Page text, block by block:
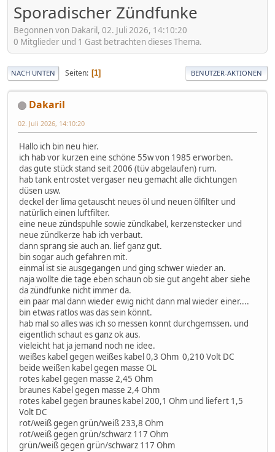
Sporadischer Zündfunke
Begonnen von Dakaril, 02. Juli 2026, 14:10:20
0 Mitglieder und 1 Gast betrachten dieses Thema.
NACH UNTEN Seiten 1 BENUTZER-AKTIONEN
Dakaril
02. Juli 2026, 14:10:20
Hallo ich bin neu hier.
ich hab vor kurzen eine schöne 55w von 1985 erworben.
das gute stück stand seit 2006 (tüv abgelaufen) rum.
hab tank entrostet vergaser neu gemacht alle dichtungen
düsen usw.
deckel der lima getauscht neues öl und neuen ölfilter und
natürlich einen luftfilter.
eine neue zündspuhle sowie zündkabel, kerzenstecker und
neue zündkerze hab ich verbaut.
dann sprang sie auch an. lief ganz gut.
bin sogar auch gefahren mit.
einmal ist sie ausgegangen und ging schwer wieder an.
naja wollte die tage eben schaun ob sie gut angeht aber siehe
da zündfunke nicht immer da.
ein paar mal dann wieder ewig nicht dann mal wieder einer....
bin etwas ratlos was das sein könnt.
hab mal so alles was ich so messen konnt durchgemssen. und
eigentlich schaut es ganz ok aus.
vieleicht hat ja jemand noch ne idee.
weißes kabel gegen weißes kabel 0,3 Ohm 0,210 Volt DC
beide weißen kabel gegen masse OL
rotes kabel gegen masse 2,45 Ohm
braunes Kabel gegen masse 2,4 Ohm
rotes kabel gegen braunes kabel 200,1 Ohm und liefert 1,5
Volt DC
rot/weiß gegen grün/weiß 233,8 Ohm
rot/weiß gegen grün/schwarz 117 Ohm
grün/weiß gegen grün/schwarz 117 Ohm